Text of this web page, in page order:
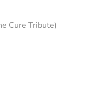
Cure Tribute)